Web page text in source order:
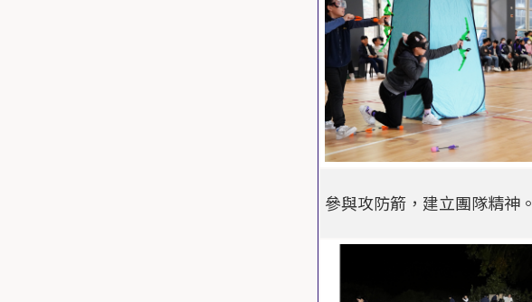
參與攻防箭，建立團隊精神。